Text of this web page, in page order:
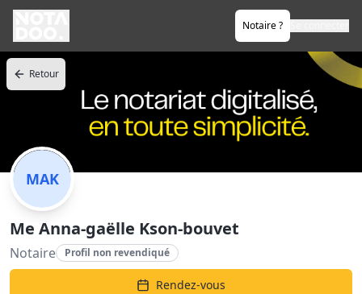
Notaire ?
Retour
MAK
Me Anna-gaëlle Kson-bouvet
Notaire Profil non revendiqué
Rendez-vous